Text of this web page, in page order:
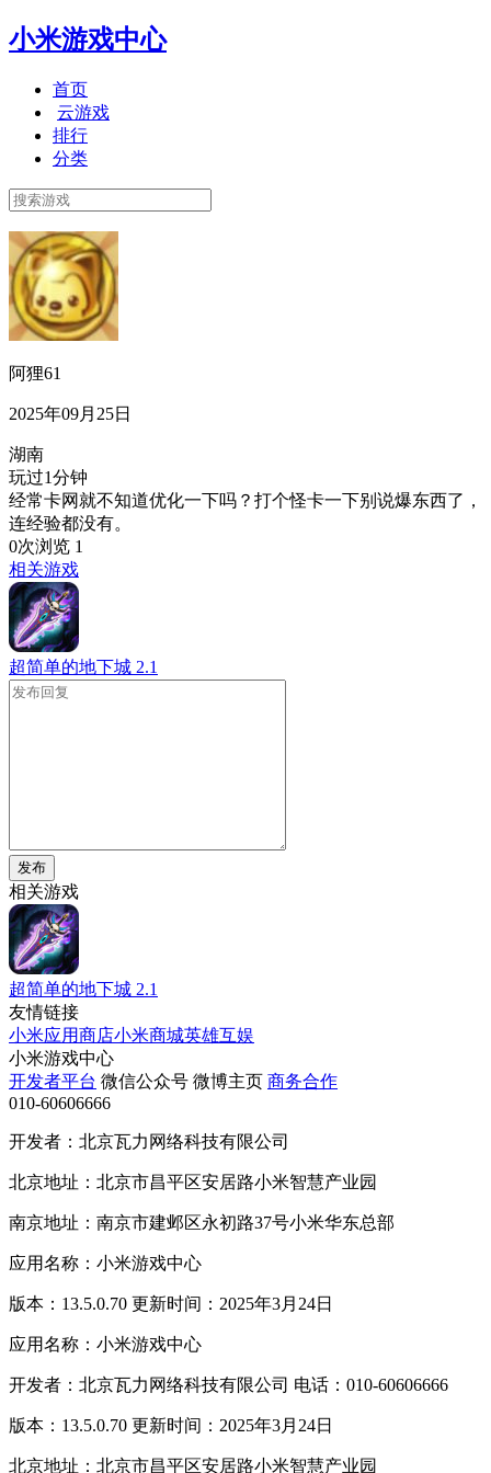
小米游戏中心
首页
云游戏
排行
分类
阿狸61
2025年09月25日
湖南
玩过1分钟
经常卡网就不知道优化一下吗？打个怪卡一下别说爆东西了，
连经验都没有。
0次浏览 1
相关游戏
超简单的地下城 2.1
发布
相关游戏
超简单的地下城 2.1
友情链接
小米应用商店小米商城英雄互娱
小米游戏中心
开发者平台 微信公众号 微博主页 商务合作
010-60606666
开发者：北京瓦力网络科技有限公司
北京地址：北京市昌平区安居路小米智慧产业园
南京地址：南京市建邺区永初路37号小米华东总部
应用名称：小米游戏中心
版本：13.5.0.70 更新时间：2025年3月24日
应用名称：小米游戏中心
开发者：北京瓦力网络科技有限公司 电话：010-60606666
版本：13.5.0.70 更新时间：2025年3月24日
北京地址：北京市昌平区安居路小米智慧产业园